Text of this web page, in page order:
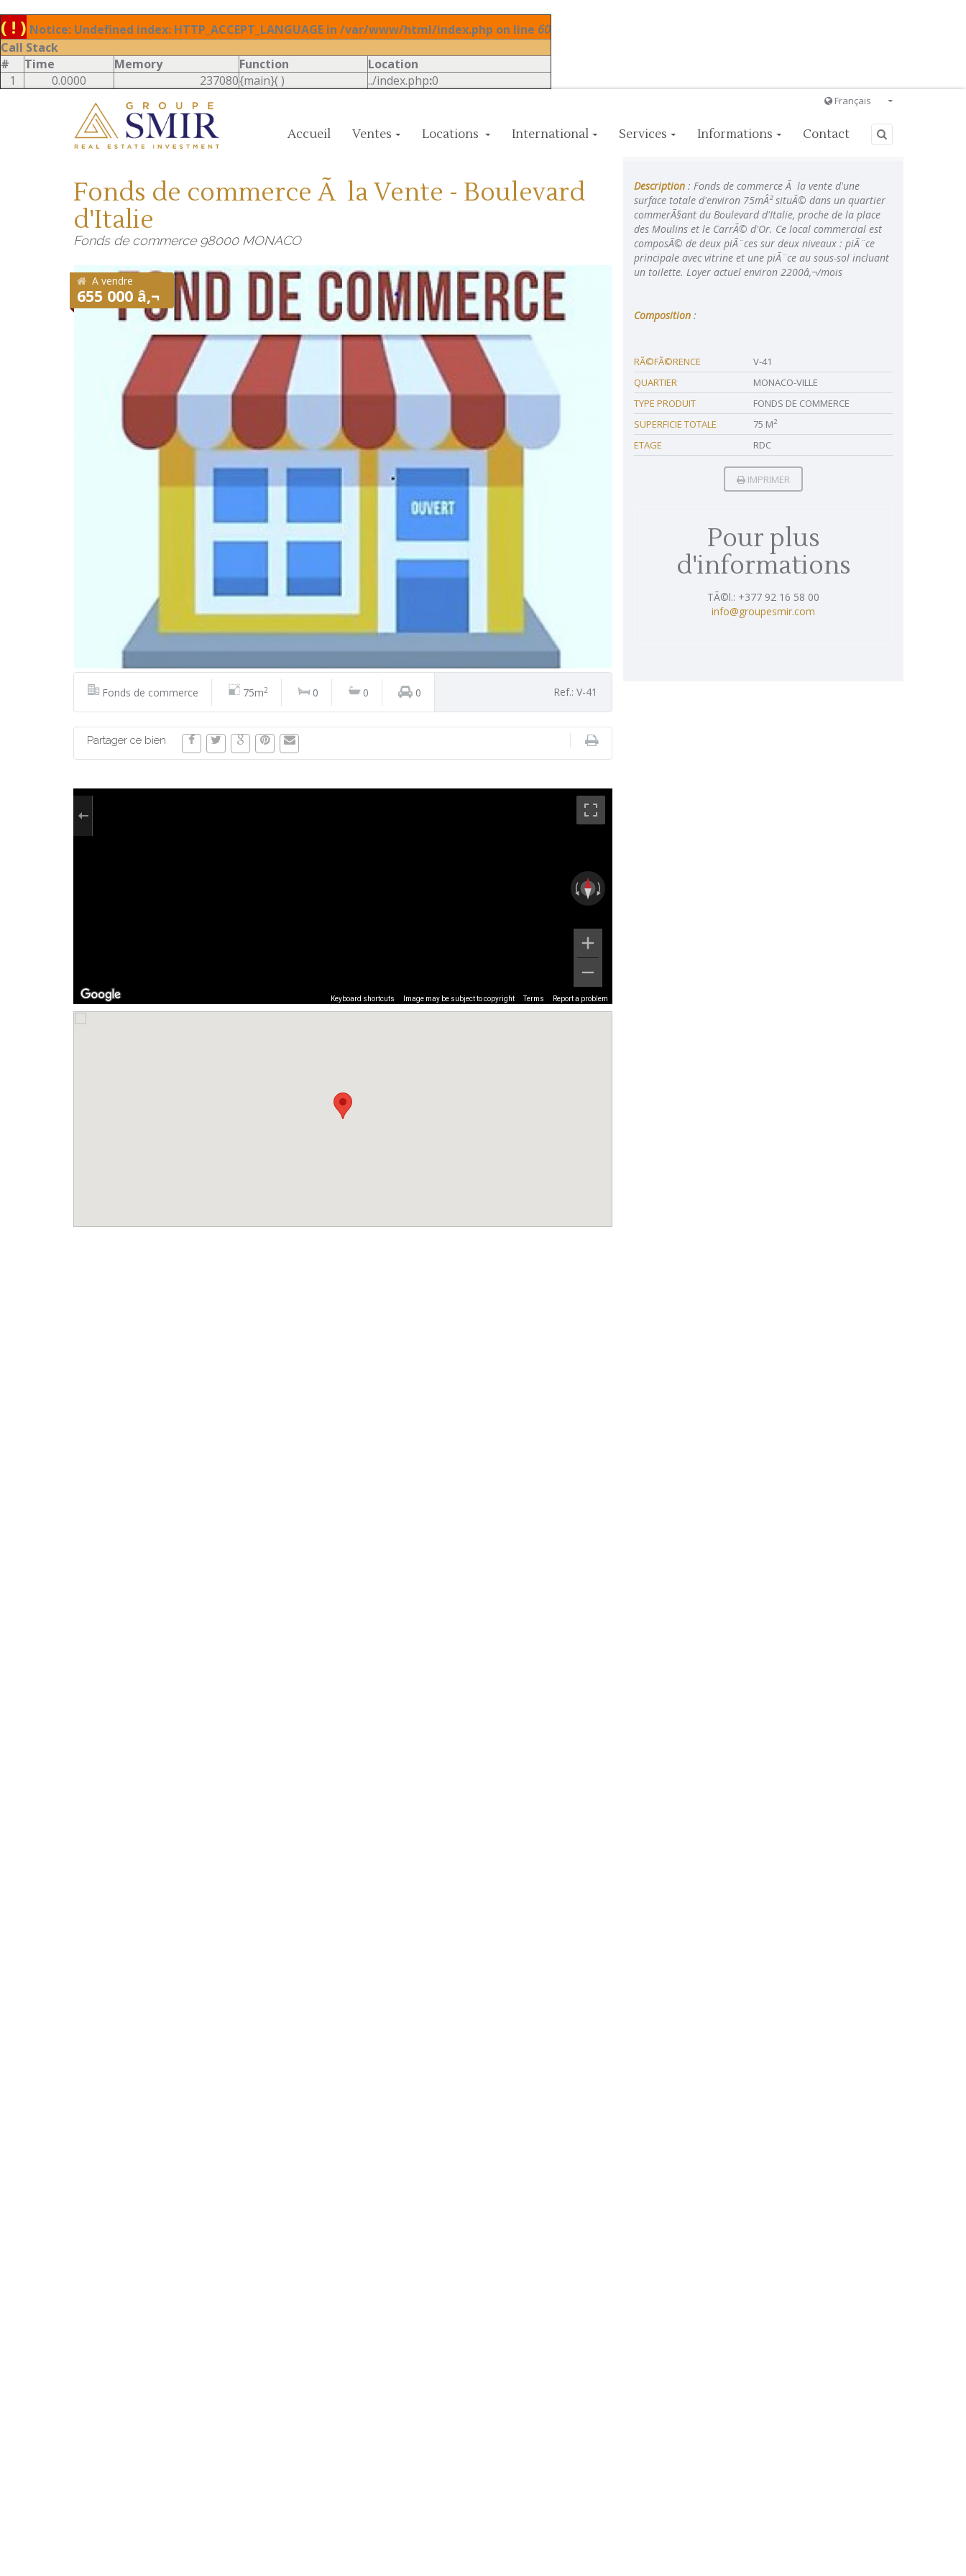
( ! ) Notice: Undefined index: HTTP_ACCEPT_LANGUAGE in /var/www/html/index.php on line 60
Call Stack
#
Time Memory Function
Location
1
0.0000 237080{main}( ) ../index.php:0
Français
Français
Italiano
Accueil Ventes Locations International Services Informations Contact
Fonds de commerce Ã la Vente - Boulevard
d'Italie
Fonds de commerce 98000 MONACO
A vendre
655 000 â‚¬
Fonds de commerce 75m2 0 0 0 Ref.: V-41
Partager ce bien
Keyboard shortcuts Image may be subject to copyright Terms Report a problem
Description : Fonds de commerce Ã la vente d'une
surface totale d'environ 75mÂ² situÃ© dans un quartier
commerÃ§ant du Boulevard d'Italie, proche de la place
des Moulins et le CarrÃ© d'Or. Ce local commercial est
composÃ© de deux piÃ¨ces sur deux niveaux : piÃ¨ce
principale avec vitrine et une piÃ¨ce au sous-sol incluant
un toilette. Loyer actuel environ 2200â‚¬/mois
Composition :
RÃ©FÃ©RENCE
V-41
QUARTIER
MONACO-VILLE
TYPE PRODUIT
FONDS DE COMMERCE
SUPERFICIE TOTALE
75 M2
ETAGE RDC
IMPRIMER
Pour plus
d'informations
TÃ©l.: +377 92 16 58 00
info@groupesmir.com